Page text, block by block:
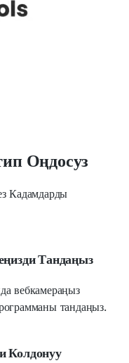
Оңдосуз
Кадамдарды
Тандаңыз
вебкамераңыз
тандаңыз.
Колдонуу